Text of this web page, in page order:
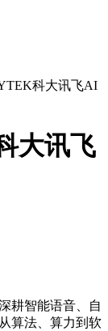
科大讯飞AI
大讯飞
耕智能语音、自
算法、算力到软